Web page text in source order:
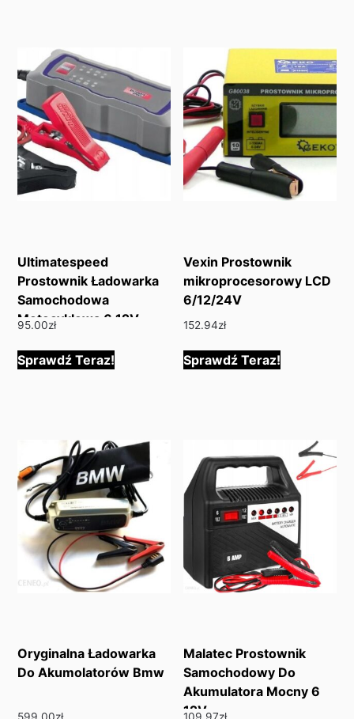
Ultimatespeed
Prostownik Ładowarka
Samochodowa
Motocyklowa 6,12V
95.00zł
Sprawdź Teraz!
Vexin Prostownik
mikroprocesorowy LCD
6/12/24V
152.94zł
Sprawdź Teraz!
Oryginalna Ładowarka
Do Akumolatorów Bmw
Malatec Prostownik
Samochodowy Do
Akumulatora Mocny 6
12V